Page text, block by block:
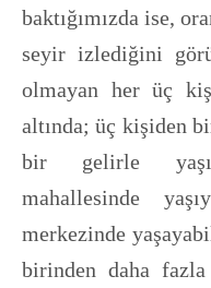
baktığımızda ise,
seyir izlediğini
olmayan her üç
altında; üç kişiden
bir gelirle
mahallesinde
merkezinde
birinden daha fazla